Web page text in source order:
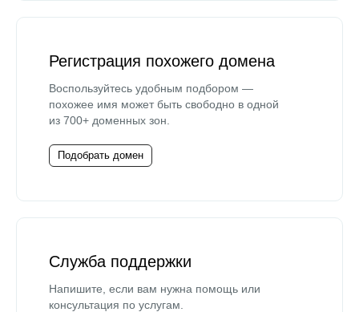
Регистрация похожего домена
Воспользуйтесь удобным подбором —
похожее имя может быть свободно в одной
из 700+ доменных зон.
Подобрать домен
Служба поддержки
Напишите, если вам нужна помощь или
консультация по услугам.